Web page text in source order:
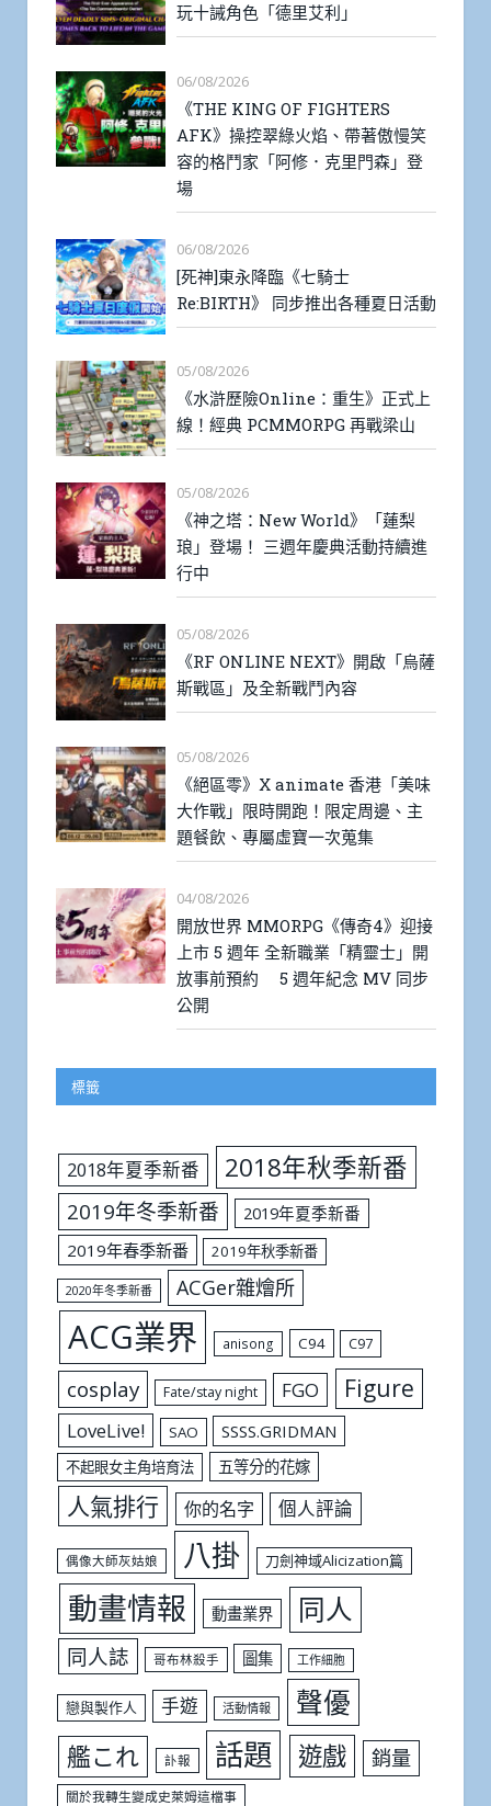
玩十誡角色「德里艾利」
06/08/2026
《THE KING OF FIGHTERS
AFK》操控翠綠火焰、帶著傲慢笑
容的格鬥家「阿修．克里門森」登
場
06/08/2026
[死神]東永降臨《七騎士
Re:BIRTH》 同步推出各種夏日活動
05/08/2026
《水滸歷險Online：重生》正式上
線！經典 PCMMORPG 再戰梁山
05/08/2026
《神之塔：New World》「蓮梨
琅」登場！ 三週年慶典活動持續進
行中
05/08/2026
《RF ONLINE NEXT》開啟「烏薩
斯戰區」及全新戰鬥內容
05/08/2026
《絕區零》X animate 香港「美味
大作戰」限時開跑！限定周邊、主
題餐飲、專屬虛寶一次蒐集
04/08/2026
開放世界 MMORPG《傳奇4》迎接
上市 5 週年 全新職業「精靈士」開
放事前預約 5 週年紀念 MV 同步
公開
標籤
2018年夏季新番 2018年秋季新番
2019年冬季新番
2019年夏季新番
2019年春季新番
2019年秋季新番
2020年冬季新番 ACGer雜燴所
ACG業界 anisong C94 C97
cosplay Fate/stay night FGO Figure
LoveLive! SAO SSSS.GRIDMAN
不起眼女主角培育法 五等分的花嫁
人氣排行 你的名字 個人評論
偶像大師灰姑娘 八掛 刀劍神域Alicization篇
動畫情報 動畫業界 同人
同人誌 哥布林殺手 圖集 工作細胞
戀與製作人 手遊 活動情報 聲優
艦これ 訃報 話題 遊戲 銷量
關於我轉生變成史萊姆這檔事